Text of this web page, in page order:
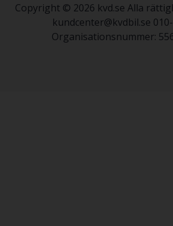
Copyright © 2026 kvd.se Alla
kundcenter@kvdbil.se
Organisationsnummer: